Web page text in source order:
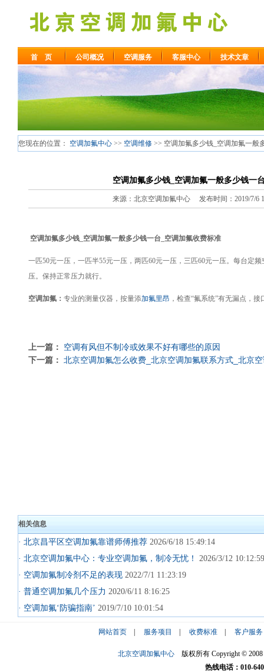
首 页 公司概况 空调服务 客服中心 技术文章
您现在的位置： 空调加氟中心 >> 空调维修 >> 空调加氟多少钱_空调加氟一般
空调加氟多少钱_空调加氟一般多少钱一
来源：北京空调加氟中心 发布时间：2019/7/6
空调加氟多少钱_空调加氟一般多少钱一台_空调加氟收费标准
一匹50元一压，一匹半55元一压，两匹60元一压，三匹60元一压。每台定频
压。保持正常压力就行。
空调加氟： 专业的测量仪器，按量添加氟里昂 ，检查“氟系统”有无漏点，
上一篇：
空调有风但不制冷或效果不好有哪些的原因
下一篇： 北京空调加氟怎么收费_北京空调加氟联系方式_北京
相关信息
· 北京昌平区空调加氟靠谱师傅推荐 2026/6/18 15:49:14
· 北京空调加氟中心：专业空调加氟，制冷无忧！
2026/3/12 10:12:59
· 空调加氟制冷剂不足的表现 2022/7/1 11:23:19
· 普通空调加氟几个压力 2020/6/11 8:16:25
· 空调加氟‘防骗指南’ 2019/7/10 10:01:54
网站首页 服务项目 收费标准 客户服务
北京空调加氟中心版权所有 Copyright © 2008
热线电话：010-